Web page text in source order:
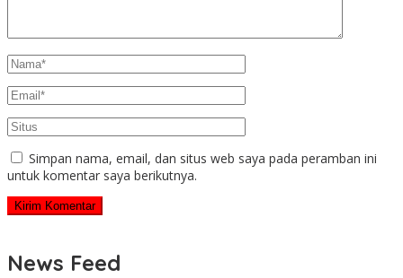
Simpan nama, email, dan situs web saya pada peramban ini
untuk komentar saya berikutnya.
News Feed